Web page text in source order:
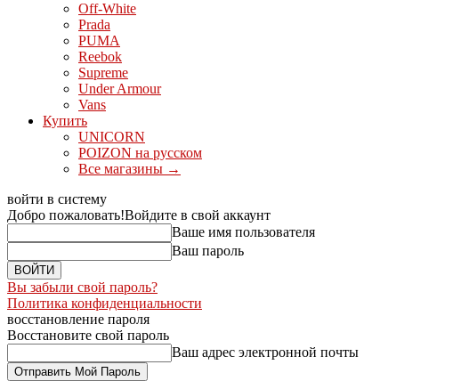
Off-White
Prada
PUMA
Reebok
Supreme
Under Armour
Vans
Купить
UNICORN
POIZON на русском
Все магазины →
войти в систему
Добро пожаловать!Войдите в свой аккаунт
Ваше имя пользователя
Ваш пароль
Вы забыли свой пароль?
Политика конфиденциальности
восстановление пароля
Восстановите свой пароль
Ваш адрес электронной почты